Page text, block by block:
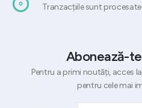
Tranzacțiile sunt
Abonează-
Pentru a primi noutăți, acces
pentru cele mai